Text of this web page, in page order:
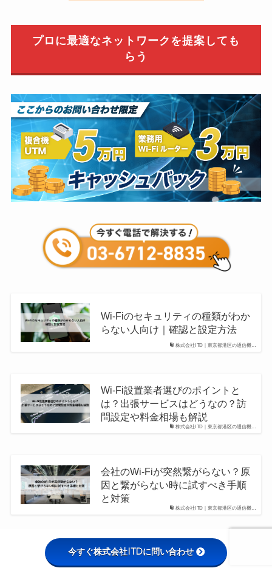
プロに最適なネットワークを提案しても
らう
株式会社ITD｜東京都港区の通信機…
Wi-Fiのセキュリティの種類がわか
らない人向け｜確認と設定方法
株式会社ITD｜東京都港区の通信機…
Wi-Fi設置業者選びのポイントと
は？出張サービスはどうなの？訪
問設定や料金相場も解説
株式会社ITD｜東京都港区の通信機…
会社のWi-Fiが突然繋がらない？原
因と繋がらない時に試すべき手順
と対策
今すぐ株式会社ITDに問い合わせ